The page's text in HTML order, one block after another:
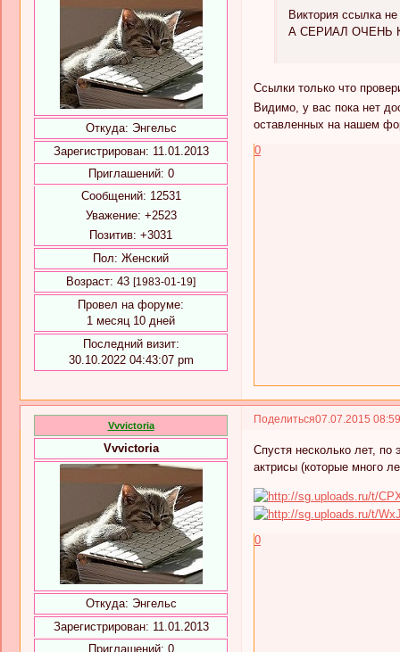
Откуда: Энгельс
Зарегистрирован: 11.01.2013
Приглашений: 0
Сообщений: 12531
Уважение: +2523
Позитив: +3031
Пол: Женский
Возраст: 43 [1983-01-19]
Провел на форуме:
1 месяц 10 дней
Последний визит:
30.10.2022 04:43:07 pm
Виктория ссылка
А СЕРИАЛ ОЧЕНЬ
Ссылки только что
Видимо, у вас пока нет
оставленных на нашем
0
Поделиться07.07.2015
Vvvictoria
Vvvictoria
Откуда: Энгельс
Зарегистрирован: 11.01.2013
Приглашений: 0
Спустя несколько лет,
актрисы (которые много
0